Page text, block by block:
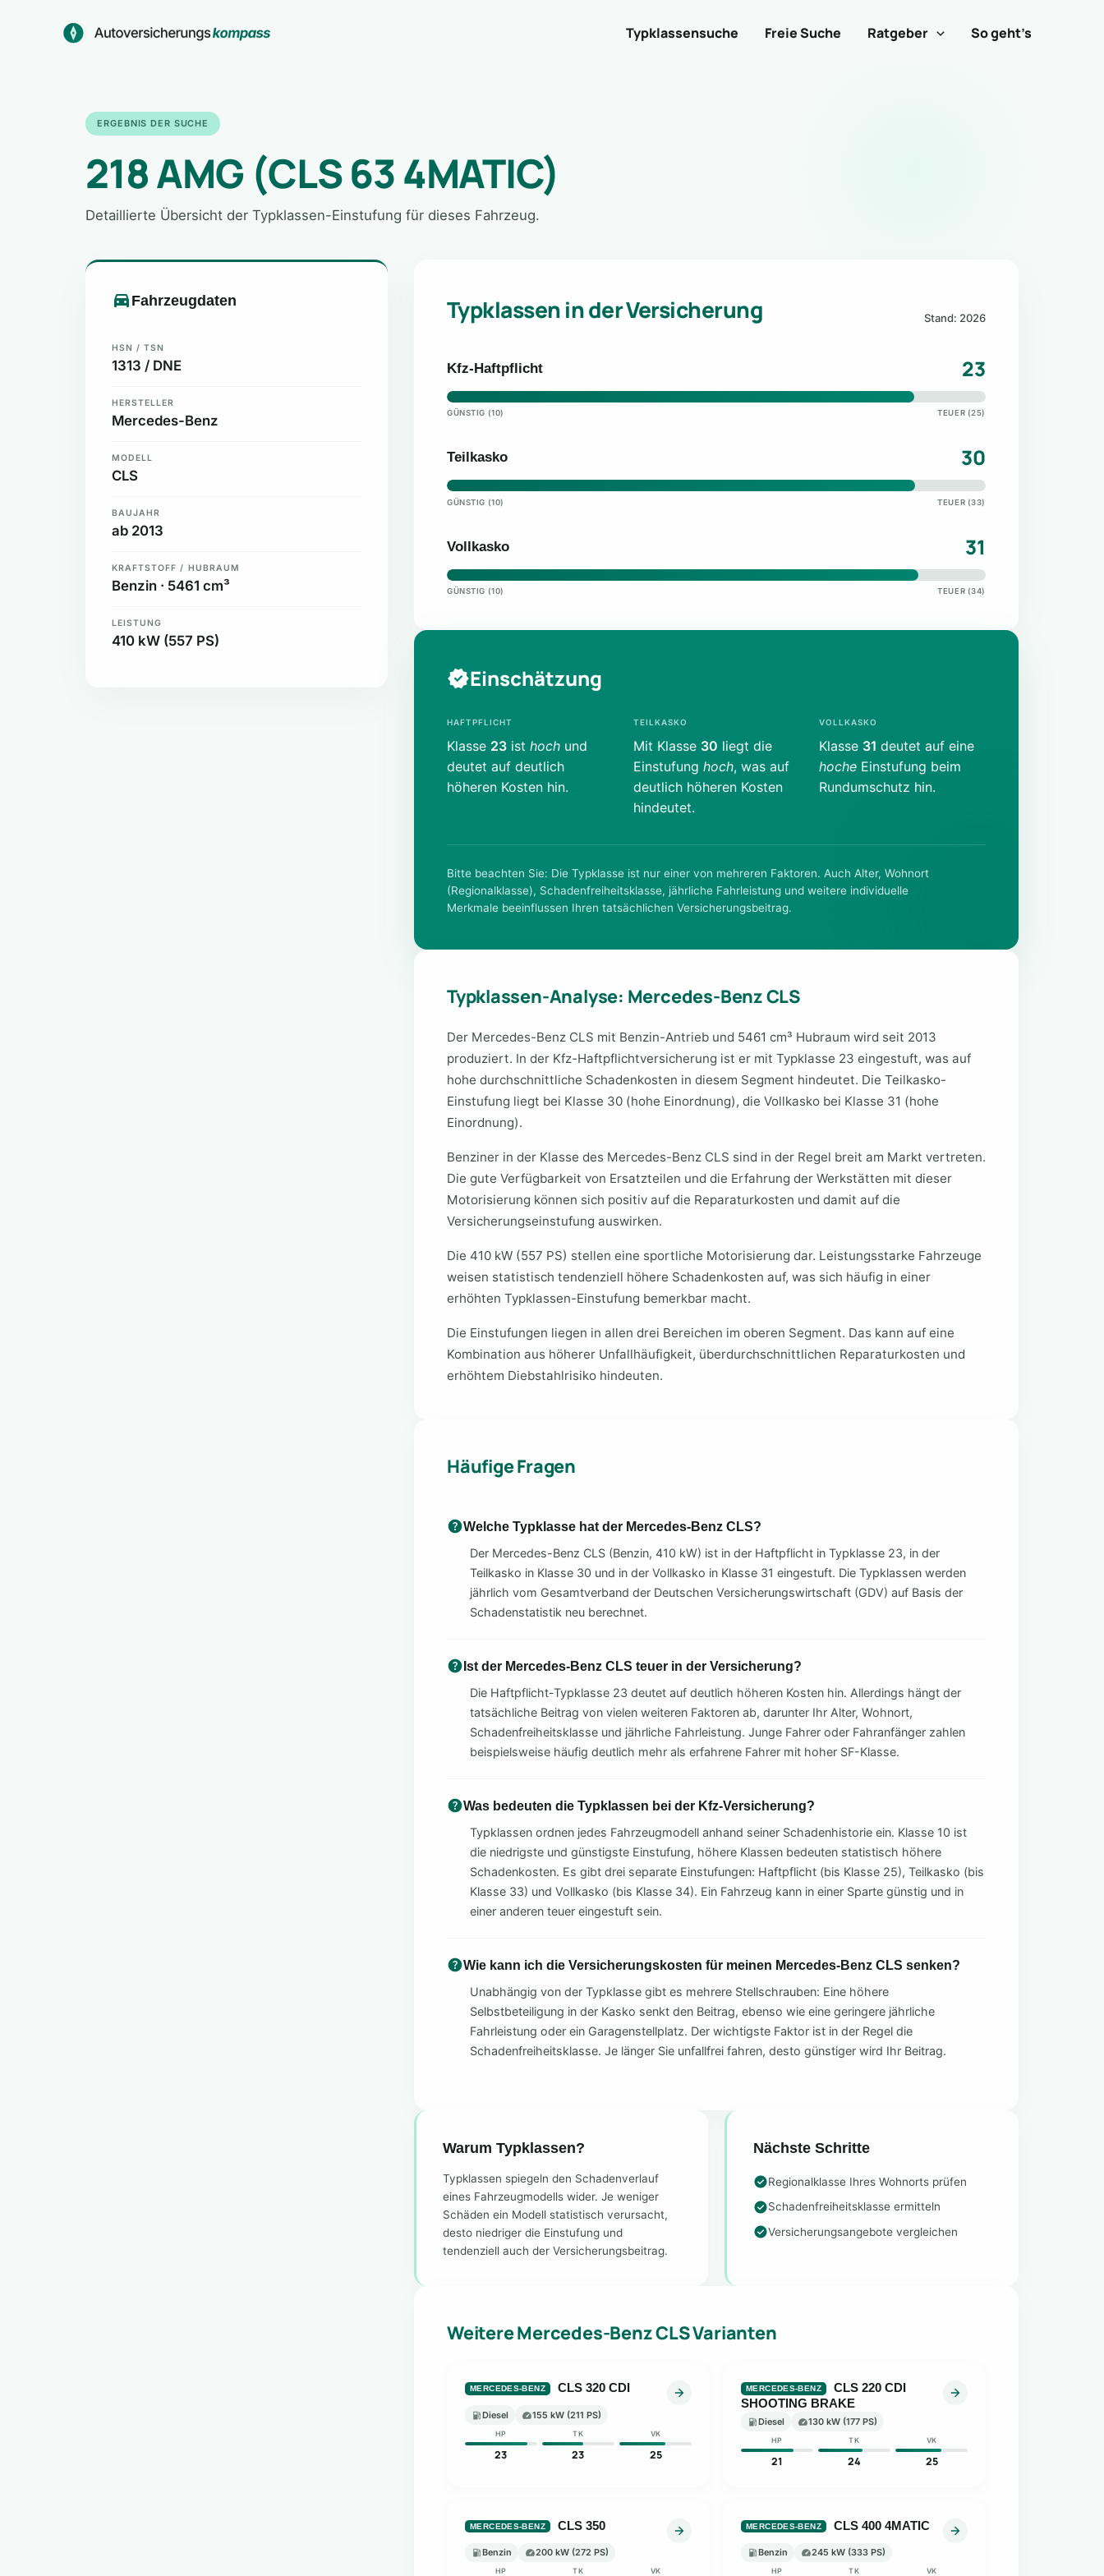
Typklassensuche Freie Suche Ratgeber So geht’s
ERGEBNIS DER SUCHE
218 AMG (CLS 63 4MATIC)
Detaillierte Übersicht der Typklassen-Einstufung für dieses Fahrzeug.
Fahrzeugdaten
HSN / TSN
1313 / DNE
HERSTELLER
Mercedes-Benz
MODELL
CLS
BAUJAHR
ab 2013
KRAFTSTOFF / HUBRAUM
Benzin · 5461 cm³
LEISTUNG
410 kW (557 PS)
Typklassen in der Versicherung Stand: 2026
Kfz-Haftpflicht 23
GÜNSTIG (10) TEUER (25)
Teilkasko 30
GÜNSTIG (10) TEUER (33)
Vollkasko 31
GÜNSTIG (10) TEUER (34)
Einschätzung
HAFTPFLICHT
Klasse 23 ist hoch und
deutet auf deutlich
höheren Kosten hin.
TEILKASKO
Mit Klasse 30 liegt die
Einstufung hoch, was auf
deutlich höheren Kosten
hindeutet.
VOLLKASKO
Klasse 31 deutet auf eine
hoche Einstufung beim
Rundumschutz hin.
Bitte beachten Sie: Die Typklasse ist nur einer von mehreren Faktoren. Auch Alter, Wohnort
(Regionalklasse), Schadenfreiheitsklasse, jährliche Fahrleistung und weitere individuelle
Merkmale beeinflussen Ihren tatsächlichen Versicherungsbeitrag.
Typklassen-Analyse: Mercedes-Benz CLS
Der Mercedes-Benz CLS mit Benzin-Antrieb und 5461 cm³ Hubraum wird seit 2013
produziert. In der Kfz-Haftpflichtversicherung ist er mit Typklasse 23 eingestuft, was auf
hohe durchschnittliche Schadenkosten in diesem Segment hindeutet. Die Teilkasko-
Einstufung liegt bei Klasse 30 (hohe Einordnung), die Vollkasko bei Klasse 31 (hohe
Einordnung).
Benziner in der Klasse des Mercedes-Benz CLS sind in der Regel breit am Markt vertreten.
Die gute Verfügbarkeit von Ersatzteilen und die Erfahrung der Werkstätten mit dieser
Motorisierung können sich positiv auf die Reparaturkosten und damit auf die
Versicherungseinstufung auswirken.
Die 410 kW (557 PS) stellen eine sportliche Motorisierung dar. Leistungsstarke Fahrzeuge
weisen statistisch tendenziell höhere Schadenkosten auf, was sich häufig in einer
erhöhten Typklassen-Einstufung bemerkbar macht.
Die Einstufungen liegen in allen drei Bereichen im oberen Segment. Das kann auf eine
Kombination aus höherer Unfallhäufigkeit, überdurchschnittlichen Reparaturkosten und
erhöhtem Diebstahlrisiko hindeuten.
Häufige Fragen
Welche Typklasse hat der Mercedes-Benz CLS?
Der Mercedes-Benz CLS (Benzin, 410 kW) ist in der Haftpflicht in Typklasse 23, in der
Teilkasko in Klasse 30 und in der Vollkasko in Klasse 31 eingestuft. Die Typklassen werden
jährlich vom Gesamtverband der Deutschen Versicherungswirtschaft (GDV) auf Basis der
Schadenstatistik neu berechnet.
Ist der Mercedes-Benz CLS teuer in der Versicherung?
Die Haftpflicht-Typklasse 23 deutet auf deutlich höheren Kosten hin. Allerdings hängt der
tatsächliche Beitrag von vielen weiteren Faktoren ab, darunter Ihr Alter, Wohnort,
Schadenfreiheitsklasse und jährliche Fahrleistung. Junge Fahrer oder Fahranfänger zahlen
beispielsweise häufig deutlich mehr als erfahrene Fahrer mit hoher SF-Klasse.
Was bedeuten die Typklassen bei der Kfz-Versicherung?
Typklassen ordnen jedes Fahrzeugmodell anhand seiner Schadenhistorie ein. Klasse 10 ist
die niedrigste und günstigste Einstufung, höhere Klassen bedeuten statistisch höhere
Schadenkosten. Es gibt drei separate Einstufungen: Haftpflicht (bis Klasse 25), Teilkasko (bis
Klasse 33) und Vollkasko (bis Klasse 34). Ein Fahrzeug kann in einer Sparte günstig und in
einer anderen teuer eingestuft sein.
Wie kann ich die Versicherungskosten für meinen Mercedes-Benz CLS senken?
Unabhängig von der Typklasse gibt es mehrere Stellschrauben: Eine höhere
Selbstbeteiligung in der Kasko senkt den Beitrag, ebenso wie eine geringere jährliche
Fahrleistung oder ein Garagenstellplatz. Der wichtigste Faktor ist in der Regel die
Schadenfreiheitsklasse. Je länger Sie unfallfrei fahren, desto günstiger wird Ihr Beitrag.
Warum Typklassen?
Typklassen spiegeln den Schadenverlauf
eines Fahrzeugmodells wider. Je weniger
Schäden ein Modell statistisch verursacht,
desto niedriger die Einstufung und
tendenziell auch der Versicherungsbeitrag.
Nächste Schritte
Regionalklasse Ihres Wohnorts prüfen
Schadenfreiheitsklasse ermitteln
Versicherungsangebote vergleichen
Weitere Mercedes-Benz CLS Varianten
MERCEDES-BENZ CLS 320 CDI
Diesel 155 kW (211 PS)
HP
23
TK
23
VK
25
MERCEDES-BENZ
CLS 220 CDI
SHOOTING BRAKE
Diesel 130 kW (177 PS)
HP
21
TK
24
VK
25
MERCEDES-BENZ CLS 350
Benzin 200 kW (272 PS)
HP TK VK
MERCEDES-BENZ CLS 400 4MATIC
Benzin 245 kW (333 PS)
HP TK VK